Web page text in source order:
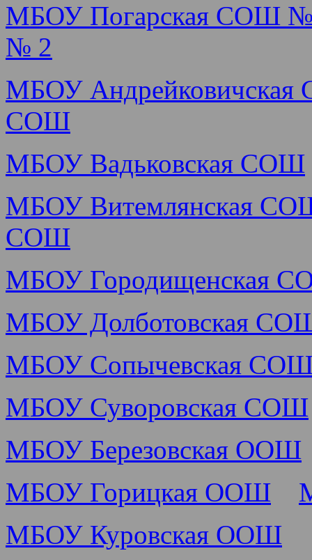
МБОУ Погарская СОШ
№ 2
МБОУ
СОШ
МБОУ Вадьковская СОШ
МБОУ Витемлянская
СОШ
МБОУ Городищенская
МБОУ Долботовская
МБОУ Сопычевская
МБОУ Суворовская СОШ
МБОУ Березовская ООШ
МБОУ Горицкая ООШ
МБОУ Куровская ООШ